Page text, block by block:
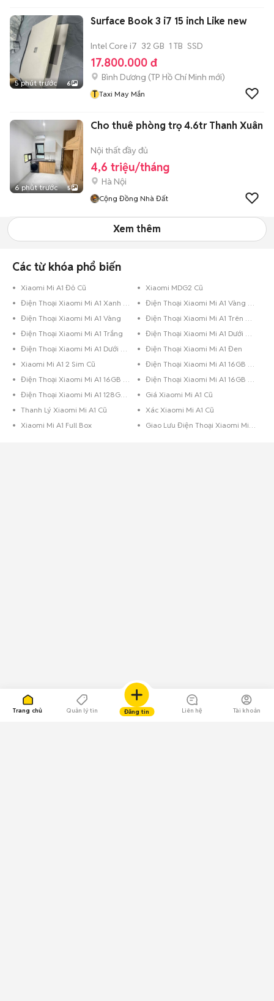
Trang chủ Quản lý tin Đăng tin Liên hệ Tài khoản
5 phút trước 6
Surface Book 3 i7 15 inch Like new
Intel Core i7 32 GB 1 TB SSD
17.800.000 đ
Bình Dương (TP Hồ Chí Minh mới)
T Taxi May Mắn
6 phút trước 5
Cho thuê phòng trọ 4.6tr Thanh Xuân
Nội thất đầy đủ
4,6 triệu/tháng
Hà Nội
Cộng Đồng Nhà Đất
Xem thêm
Các từ khóa phổ biến
Xiaomi Mi A1 Đỏ Cũ
Xiaomi MDG2 Cũ
Điện Thoại Xiaomi Mi A1 Xanh Dương
Điện Thoại Xiaomi Mi A1 Vàng Hồng
Điện Thoại Xiaomi Mi A1 Vàng
Điện Thoại Xiaomi Mi A1 Trên 256GB Đỏ
Điện Thoại Xiaomi Mi A1 Trắng
Điện Thoại Xiaomi Mi A1 Dưới 8GB Đen Bóng
Điện Thoại Xiaomi Mi A1 Dưới 8GB Đen
Điện Thoại Xiaomi Mi A1 Đen
Xiaomi Mi A1 2 Sim Cũ
Điện Thoại Xiaomi Mi A1 16GB Vàng
Điện Thoại Xiaomi Mi A1 16GB Trắng
Điện Thoại Xiaomi Mi A1 16GB Đen
Điện Thoại Xiaomi Mi A1 128GB Đen
Giá Xiaomi Mi A1 Cũ
Thanh Lý Xiaomi Mi A1 Cũ
Xác Xiaomi Mi A1 Cũ
Xiaomi Mi A1 Full Box
Giao Lưu Điện Thoại Xiaomi Mi A1